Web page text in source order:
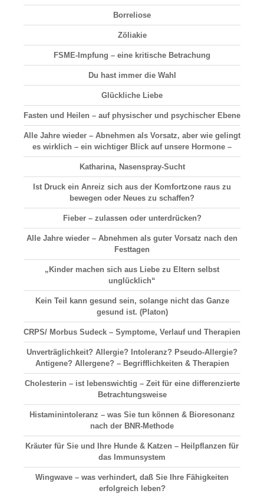
Borreliose
Zöliakie
FSME-Impfung – eine kritische Betrachung
Du hast immer die Wahl
Glückliche Liebe
Fasten und Heilen – auf physischer und psychischer Ebene
Alle Jahre wieder – Abnehmen als Vorsatz, aber wie gelingt
es wirklich – ein wichtiger Blick auf unsere Hormone –
Katharina, Nasenspray-Sucht
Ist Druck ein Anreiz sich aus der Komfortzone raus zu
bewegen oder Neues zu schaffen?
Fieber – zulassen oder unterdrücken?
Alle Jahre wieder – Abnehmen als guter Vorsatz nach den
Festtagen
„Kinder machen sich aus Liebe zu Eltern selbst
unglücklich“
Kein Teil kann gesund sein, solange nicht das Ganze
gesund ist. (Platon)
CRPS/ Morbus Sudeck – Symptome, Verlauf und Therapien
Unverträglichkeit? Allergie? Intoleranz? Pseudo-Allergie?
Antigene? Allergene? – Begrifflichkeiten & Therapien
Cholesterin – ist lebenswichtig – Zeit für eine differenzierte
Betrachtungsweise
Histaminintoleranz – was Sie tun können & Bioresonanz
nach der BNR-Methode
Kräuter für Sie und Ihre Hunde & Katzen – Heilpflanzen für
das Immunsystem
Wingwave – was verhindert, daß Sie Ihre Fähigkeiten
erfolgreich leben?